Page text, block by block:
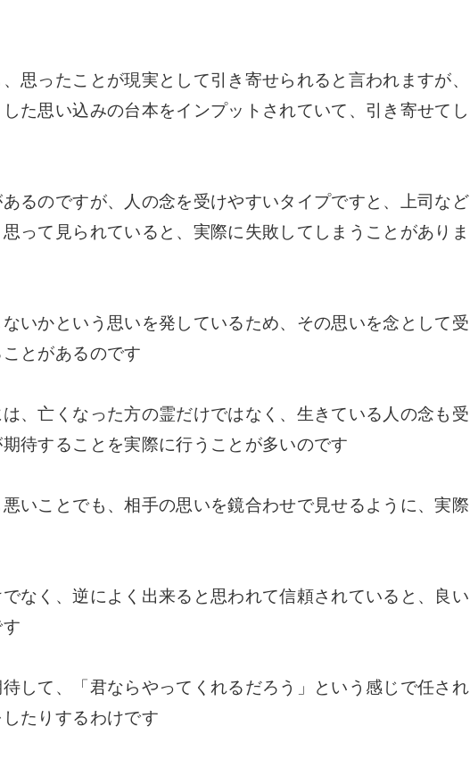
思ったことが現実として引き寄せられると言われますが、
た思い込みの台本をインプットされていて、引き寄せてし
るのですが、人の念を受けやすいタイプですと、上司など
って見られていると、実際に失敗してしまうことがありま
いかという思いを発しているため、その思いを念として受
とがあるのです
、亡くなった方の霊だけではなく、生きている人の念も受
待することを実際に行うことが多いのです
いことでも、相手の思いを鏡合わせで見せるように、実際
なく、逆によく出来ると思われて信頼されていると、良い
待して、「君ならやってくれるだろう」という感じで任され
たりするわけです